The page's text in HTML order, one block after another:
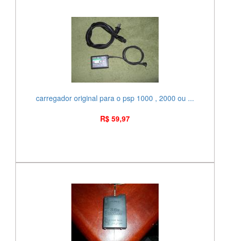
carregador original para o psp 1000 , 2000 ou ...
R$ 59,97